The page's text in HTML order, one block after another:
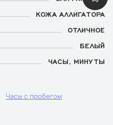
КОЖА АЛЛИГАТОРА
ОТЛИЧНОЕ
БЕЛЫЙ
ЧАСЫ, МИНУТЫ
Часы с пробегом